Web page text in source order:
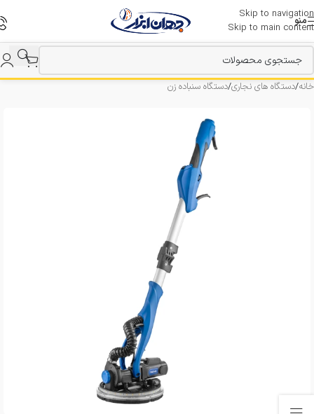
Skip to navigation
Skip to main content
منو
خانه/دستگاه های نجاری/دستگاه سنباده زن